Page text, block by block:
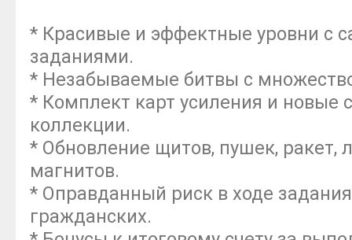
* Красивые и эффектные уровни с
заданиями.
* Незабываемые битвы с
* Комплект карт усиления и новые
коллекции.
* Обновление щитов, пушек, ракет,
магнитов.
* Оправданный риск в ходе
гражданских.